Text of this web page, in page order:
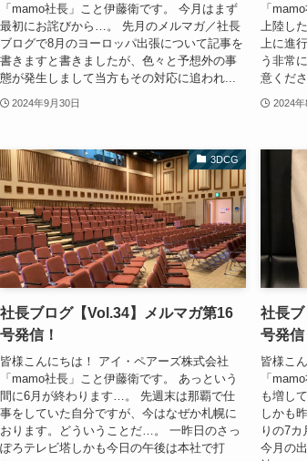
「mamo社長」こと伊藤衛です。 今月はまず
最初にお詫びから…。 先月のメルマガ／社長
ブログで8月のヨーロッパ出張について記事を
書きますと書きましたが、色々と予想外の事
態が発生しまして当方もその対応に追われ...
2024年9月30日
「
上陸し
上に進
う非常
意くだ
2024年
3DCG
社長ブログ【Vol.34】メルマガ第16
号発信！
皆様こんにちは！ アイ・ペアーズ株式会社
「mamo社長」こと伊藤衛です。 あっという
間に6月が終わります…。 先週末は那覇で仕
事をしていた自分ですが、今はなぜか札幌に
おります。どういうことだ…。 一昨日のさっ
ぽろテレビ塔しかも今日の午後は本社で打
社長
号発信
皆様こ
「
も増し
しかも
りの7カ
今月の